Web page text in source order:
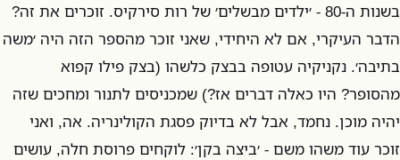
בשנות ה-80 - ׳ילדים מבשלים׳ של רות סירקיס. זוכרים את זה?
הדבר העיקרי, אם לא היחידי, שאני זוכר מהספר הזה היה ׳משה
בתיבה׳. נקניקיה עטופה בבצק כלשהו (בצק פילו קפוא
מהסופר? היו כאלה דברים אז?) שמכניסים לתנור ומחכים שזה
יהיה מוכן. נחמד, אבל לא בדיוק פסגת הקולינריה. אה, ואני
זוכר עוד משהו משם - ׳ביצה בקן׳: לוקחים פרוסת חלה, עושים